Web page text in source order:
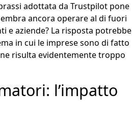
adottata da Trustpilot pone
ancora operare al di fuori
e aziende? La risposta potrebbe
in cui le imprese sono di fatto
risulta evidentemente troppo
l’impatto